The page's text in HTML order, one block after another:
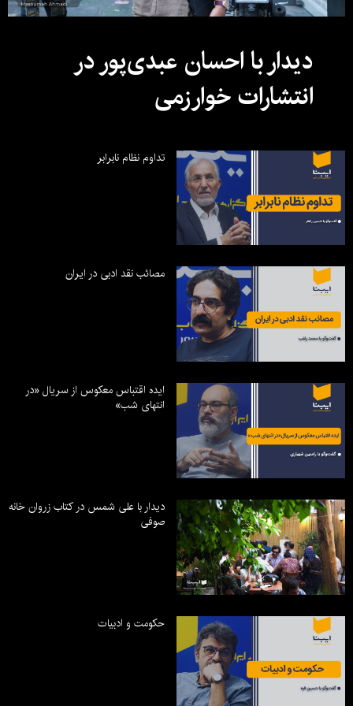
دیدار با احسان عبدی‌پور در
انتشارات خوارزمی
تداوم نظام نابرابر
مصائب نقد ادبی در ایران
ایده اقتباس معکوس از سریال «در
انتهای شب»
دیدار با علی شمس در کتاب زروان خانه
صوفی
حکومت و ادبیات